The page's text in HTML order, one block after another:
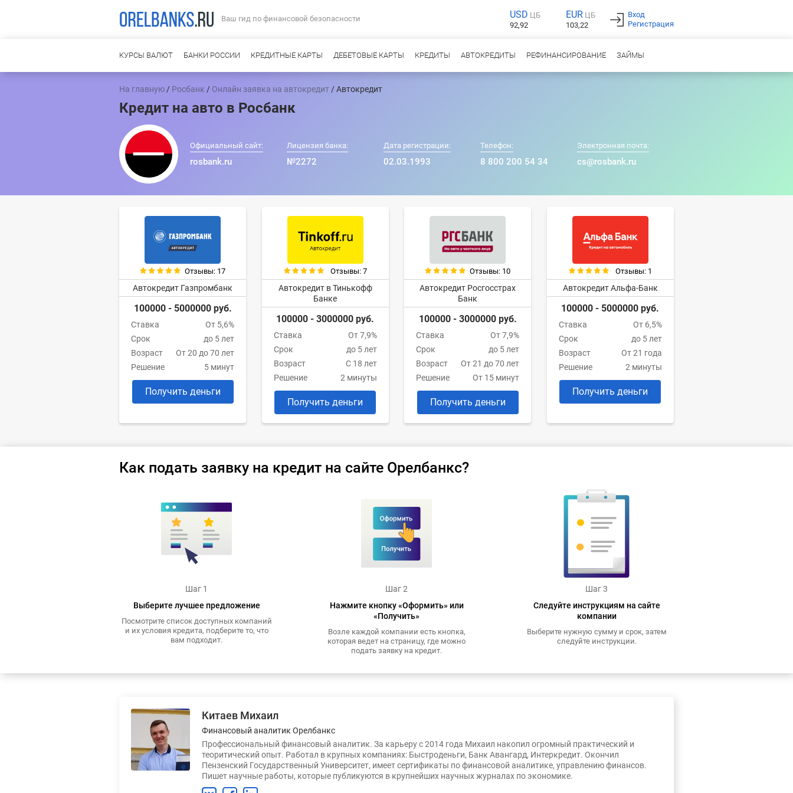
Ваш гид по финансовой безопасности USD ЦБ
92,92
EUR ЦБ
103,22
Вход
Регистрация
КУРСЫ ВАЛЮТ БАНКИ РОССИИ КРЕДИТНЫЕ КАРТЫ ДЕБЕТОВЫЕ КАРТЫ КРЕДИТЫ АВТОКРЕДИТЫ РЕФИНАНСИРОВАНИЕ ЗАЙМЫ
На главную / Росбанк / Онлайн заявка на автокредит / Автокредит
Кредит на авто в Росбанк
Официальный сайт:
rosbank.ru
Лицензия банка:
№2272
Дата регистрации:
02.03.1993
Телефон:
8 800 200 54 34
Электронная почта:
cs@rosbank.ru
Отзывы: 17
Автокредит Газпромбанк
100000 - 5000000 руб.
Ставка
От 5,6%
Срок
до 5 лет
Возраст
От 20 до 70 лет
Решение
5 минут
Получить деньги
Отзывы: 7
Автокредит в Тинькофф
Банке
100000 - 3000000 руб.
Ставка
От 7,9%
Срок
до 5 лет
Возраст
С 18 лет
Решение
2 минуты
Получить деньги
Отзывы: 10
Автокредит Росгосстрах
Банк
100000 - 3000000 руб.
Ставка
От 7,9%
Срок
до 5 лет
Возраст
От 21 до 70 лет
Решение
От 15 минут
Получить деньги
Отзывы: 1
Автокредит Альфа-Банк
100000 - 5000000 руб.
Ставка
От 6,5%
Срок
до 5 лет
Возраст
От 21 года
Решение
2 минуты
Получить деньги
Как подать заявку на кредит на сайте Орелбанкс?
Шаг 1
Выберите лучшее предложение
Посмотрите список доступных компаний
и их условия кредита, подберите то, что
вам подходит.
Шаг 2
Нажмите кнопку «Оформить» или
«Получить»
Возле каждой компании есть кнопка,
которая ведет на страницу, где можно
подать заявку на кредит.
Шаг 3
Следуйте инструкциям на сайте
компании
Выберите нужную сумму и срок, затем
следуйте инструкции.
Китаев Михаил
Финансовый аналитик Орелбанкс
Профессиональный финансовый аналитик. За карьеру с 2014 года Михаил накопил огромный практический и
теоритический опыт. Работал в крупных компаниях: Быстроденьги, Банк Авангард, Интеркредит. Окончил
Пензенский Государственный Университет, имеет сертификаты по финансовой аналитике, управлению финансов.
Пишет научные работы, которые публикуются в крупнейших научных журналах по экономике.